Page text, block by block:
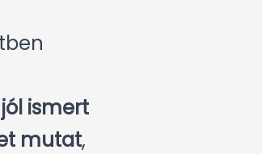
ismert
mutat,